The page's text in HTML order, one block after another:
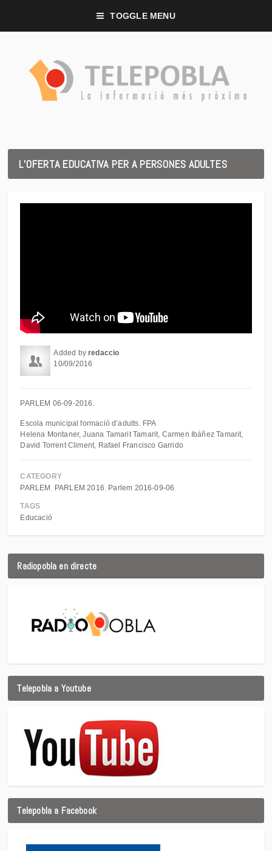
TOGGLE MENU
L’OFERTA EDUCATIVA PER A PERSONES ADULTES
Added byredaccio
10/09/2016
PARLEM 06-09-2016.
Escola municipal formació d’adults. FPA
Helena Montaner, Juana Tamarit Tamarit, Carmen Ibáñez Tamarit,
David Torrent Climent, Rafael Francisco Garrido
CATEGORY
PARLEM
PARLEM 2016 Parlem 2016-09-06
TAGS
Educació
Radiopobla en directe
Telepobla a Youtube
Telepobla a Facebook